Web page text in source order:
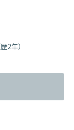
2年）